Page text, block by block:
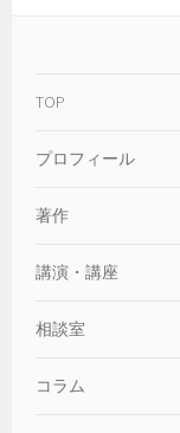
TOP
プロフィール
著作
講演・講座
相談室
コラム